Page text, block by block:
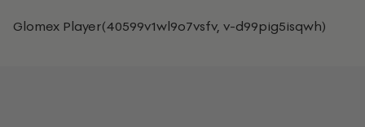
Glomex Player(40599v1wl9o7vsfv, v-d99pig5isqwh)